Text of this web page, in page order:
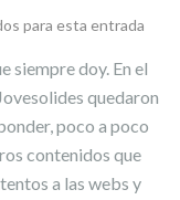
para esta entrada
siempre doy. En el
quedaron
poco a poco
contenidos que
a las webs y